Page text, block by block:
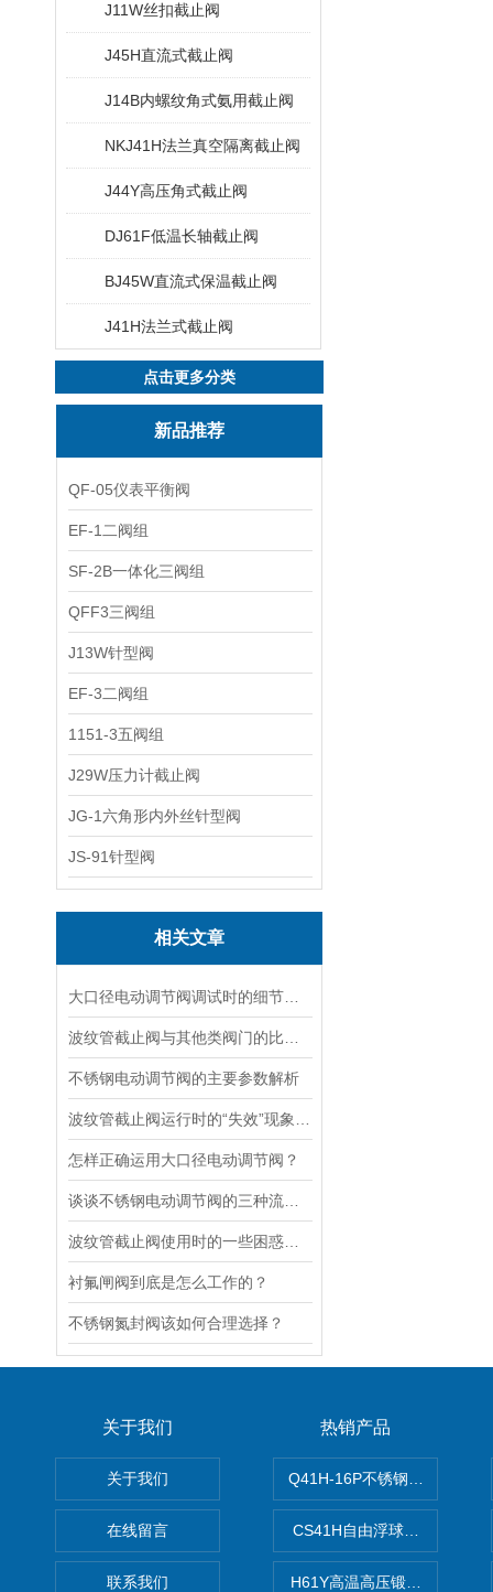
J11W丝扣截止阀
J45H直流式截止阀
J14B内螺纹角式氨用截止阀
NKJ41H法兰真空隔离截止阀
J44Y高压角式截止阀
DJ61F低温长轴截止阀
BJ45W直流式保温截止阀
J41H法兰式截止阀
点击更多分类
新品推荐
QF-05仪表平衡阀
EF-1二阀组
SF-2B一体化三阀组
QFF3三阀组
J13W针型阀
EF-3二阀组
1151-3五阀组
J29W压力计截止阀
JG-1六角形内外丝针型阀
JS-91针型阀
相关文章
不锈钢电动调节阀的主要参数解析
怎样正确运用大口径电动调节阀？
衬氟闸阀到底是怎么工作的？
不锈钢氮封阀该如何合理选择？
关于我们
关于我们
在线留言
联系我们
热销产品
Q41H-16P不锈钢硬密封球阀
CS41H自由浮球式蒸汽疏水
H61Y高温高压锻钢止回阀